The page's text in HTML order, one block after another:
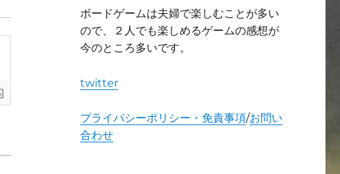
ボードゲームは夫婦で楽しむことが多い
ので、２人でも楽しめるゲームの感想が
今のところ多いです。
twitter
プライバシーポリシー・免責事項/お問い
合わせ